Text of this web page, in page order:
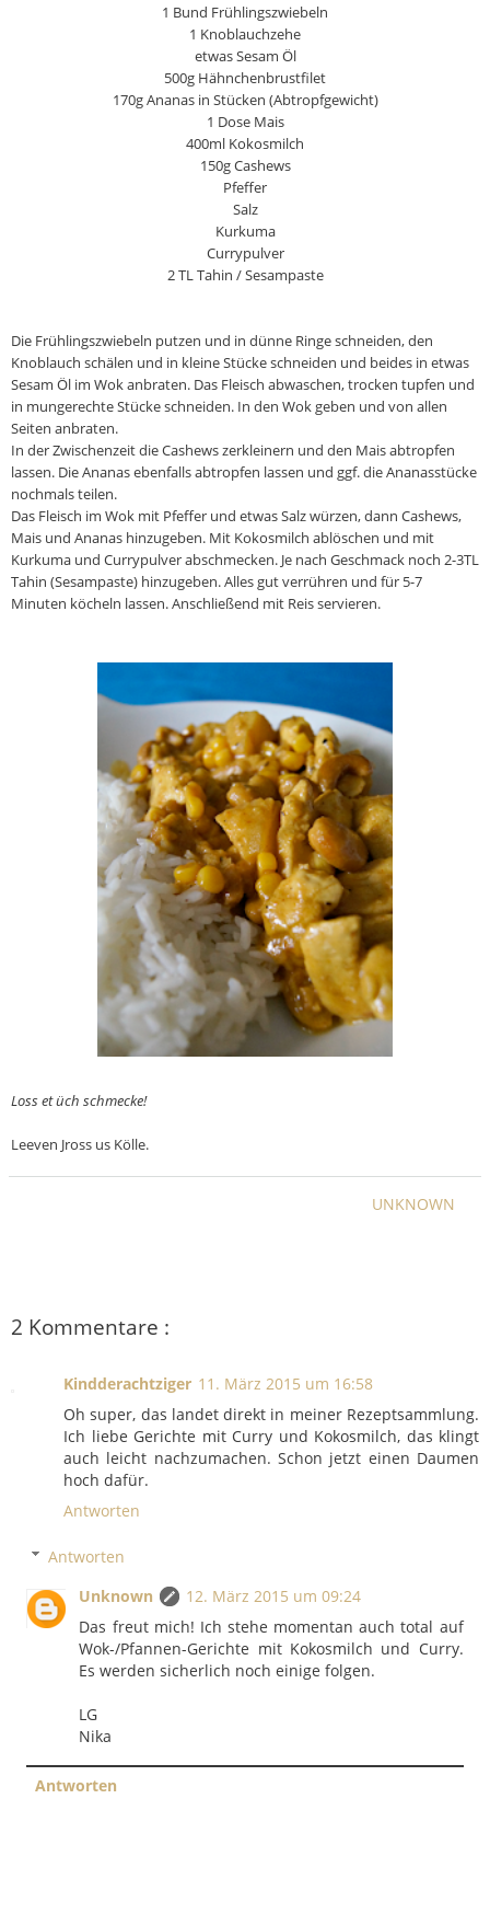
1 Bund Frühlingszwiebeln
1 Knoblauchzehe
etwas Sesam Öl
500g Hähnchenbrustfilet
170g Ananas in Stücken (Abtropfgewicht)
1 Dose Mais
400ml Kokosmilch
150g Cashews
Pfeffer
Salz
Kurkuma
Currypulver
2 TL Tahin / Sesampaste
Die Frühlingszwiebeln putzen und in dünne Ringe schneiden, den
Knoblauch schälen und in kleine Stücke schneiden und beides in etwas
Sesam Öl im Wok anbraten. Das Fleisch abwaschen, trocken tupfen und
in mungerechte Stücke schneiden. In den Wok geben und von allen
Seiten anbraten.
In der Zwischenzeit die Cashews zerkleinern und den Mais abtropfen
lassen. Die Ananas ebenfalls abtropfen lassen und ggf. die Ananasstücke
nochmals teilen.
Das Fleisch im Wok mit Pfeffer und etwas Salz würzen, dann Cashews,
Mais und Ananas hinzugeben. Mit Kokosmilch ablöschen und mit
Kurkuma und Currypulver abschmecken. Je nach Geschmack noch 2-3TL
Tahin (Sesampaste) hinzugeben. Alles gut verrühren und für 5-7
Minuten köcheln lassen. Anschließend mit Reis servieren.
Loss et üch schmecke!
Leeven Jross us Kölle.
UNKNOWN
2 Kommentare :
Kindderachtziger 11. März 2015 um 16:58
Oh super, das landet direkt in meiner Rezeptsammlung.
Ich liebe Gerichte mit Curry und Kokosmilch, das klingt
auch leicht nachzumachen. Schon jetzt einen Daumen
hoch dafür.
Antworten
Antworten
Unknown
12. März 2015 um 09:24
Das freut mich! Ich stehe momentan auch total auf
Wok-/Pfannen-Gerichte mit Kokosmilch und Curry.
Es werden sicherlich noch einige folgen.
LG
Nika
Antworten